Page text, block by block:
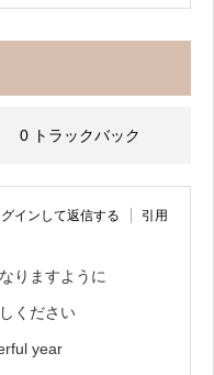
0 トラックバック
グインして返信する 引用
りますように
ください
year